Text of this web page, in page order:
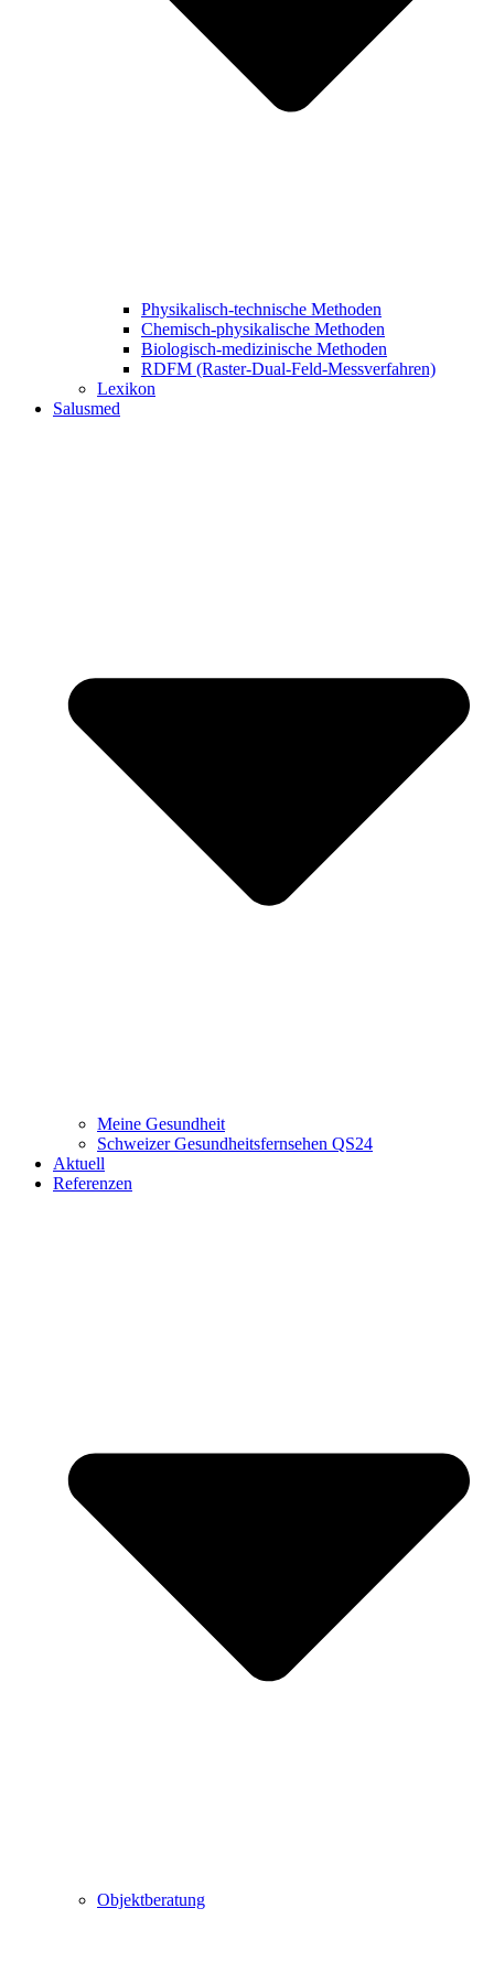
Physikalisch-technische Methoden
Chemisch-physikalische Methoden
Biologisch-medizinische Methoden
RDFM (Raster-Dual-Feld-Messverfahren)
Lexikon
Salusmed
Meine Gesundheit
Schweizer Gesundheitsfernsehen QS24
Aktuell
Referenzen
Objektberatung